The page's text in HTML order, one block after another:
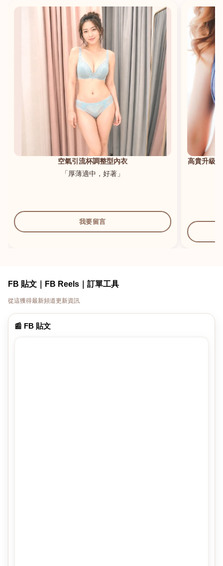
空氣引流杯調整型內衣
「厚薄適中，好著」
我要留言
高貴升級
FB 貼文｜FB Reels｜訂單工具
從這獲得最新頻道更新資訊
📰 FB 貼文
港澳中文
English